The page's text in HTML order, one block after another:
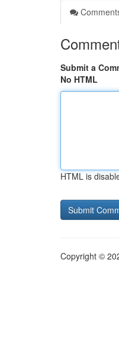
Submit a
No HTML
HTML is
Copyright ©